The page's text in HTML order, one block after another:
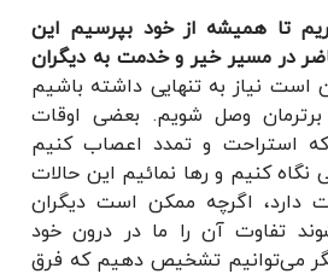
تا همیشه از خود بپرسیم این
در مسیر خیر و خدمت به دیگران
است نیاز به تنهایی داشته باشیم
برترمان وصل شویم. بعضی اوقات
استراحت و تمدد اعصاب کنیم
نگاه کنیم و رها نمائیم این حالات
دارد، اگرچه ممکن است دیگران
تفاوت آن را ما در درون خود
می‌توانیم تشخیص دهیم که فرق